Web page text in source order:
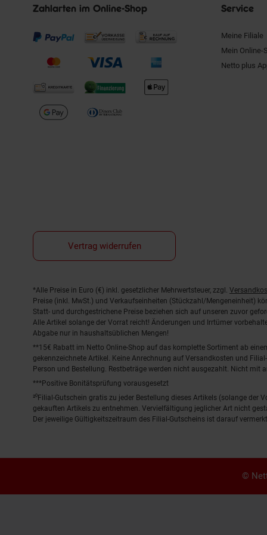
Zahlarten im Online-Shop Service
Meine Filiale
Mein Online-
Netto plus
Vertrag widerrufen
Fußnoten
*Alle Preise in Euro (€) inkl. gesetzlicher Mehrwertsteuer, zzgl.
Preise (inkl. MwSt.) und Verkaufseinheiten (Stückzahl/Mengeneinheit)
Statt- und durchgestrichene Preise beziehen sich auf unseren zuvor
Alle Artikel solange der Vorrat reicht! Änderungen und Irrtümer
Abgabe nur in haushaltsüblichen Mengen!
**15€ Rabatt im Netto Online-Shop auf das komplette Sortiment ab
gekennzeichnete Artikel. Keine Anrechnung auf Versandkosten und
Person und Bestellung. Restbeträge werden nicht ausgezahlt. Nicht mit
***Positive Bonitätsprüfung vorausgesetzt
²⁰Filial-Gutschein gratis zu jeder Bestellung dieses Artikels (solange
gekauften Artikels zu entnehmen. Vervielfältigung jeglicher Art nicht
Der jeweilige Gültigkeitszeitraum des Filial-Gutscheins ist darauf vermerkt.
©